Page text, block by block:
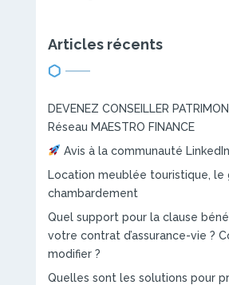
Articles récents
DEVENEZ CONSEILLER
Réseau MAESTRO FINANCE
Avis à la communauté
Location meublée touristique, le
chambardement
Quel support pour la clause
votre contrat d’assurance-vie ?
modifier ?
Quelles sont les solutions pour